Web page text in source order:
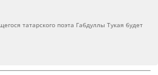
татарского поэта Габдуллы Тукая будет